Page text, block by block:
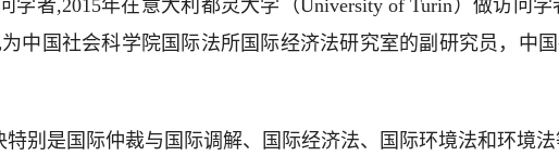
学者,2015年在意大利都灵大学（University of Turin）做访问
中国社会科学院国际法所国际经济法研究室的副研究员，中
别是国际仲裁与国际调解、国际经济法、国际环境法和环境法